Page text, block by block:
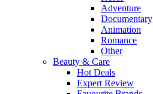
Adventure
Documentary
Animation
Romance
Other
Beauty & Care
Hot Deals
Expert Review